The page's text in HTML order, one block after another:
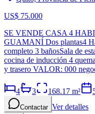
US$ 75.000
SE VENDE CASA 4
GUAMANÍ Dos plantas4
completo 3 bañosSala de
cocina de inducción 4
y trasero VALOR: 000
4 3 168.17 m²
Contactar Ver detalles